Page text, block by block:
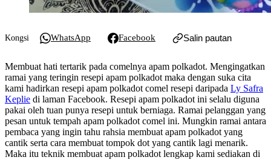
Kongsi WhatsApp Facebook Salin pautan
Membuat hati tertarik pada comelnya apam polkadot. Mengingatkan
ramai yang teringin resepi apam polkadot maka dengan suka cita
kami hadirkan resepi apam polkadot comel resepi daripada Ly Safra
Keplie di laman Facebook. Resepi apam polkadot ini selalu diguna
pakai oleh tuan punya resepi untuk berniaga. Ramai pelanggan yang
pesan untuk tempah apam polkadot comel ini. Mungkin ramai antara
pembaca yang ingin tahu rahsia membuat apam polkadot yang
cantik serta cara membuat tompok dot yang cantik lagi menarik.
Maka itu teknik membuat apam polkadot lengkap kami sediakan di